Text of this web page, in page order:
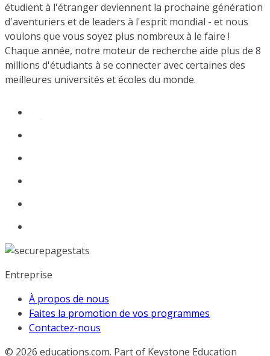
étudient à l'étranger deviennent la prochaine génération
d'aventuriers et de leaders à l'esprit mondial - et nous
voulons que vous soyez plus nombreux à le faire !
Chaque année, notre moteur de recherche aide plus de 8
millions d'étudiants à se connecter avec certaines des
meilleures universités et écoles du monde.
Entreprise
À propos de nous
Faites la promotion de vos programmes
Contactez-nous
© 2026 educations.com. Part of Keystone Education